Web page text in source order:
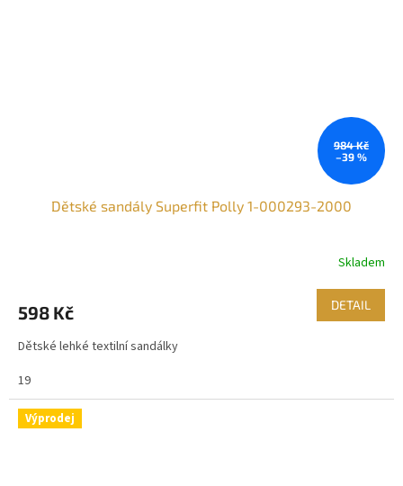
984 Kč
–39 %
Dětské sandály Superfit Polly 1-000293-2000
Skladem
598 Kč DETAIL
Dětské lehké textilní sandálky
19
Výprodej